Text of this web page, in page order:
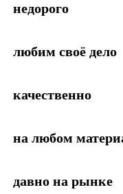
недорого
любим своё дело
качественно
на любом
давно на рынке